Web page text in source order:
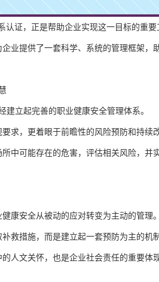
认证，正是帮助企业实现这一目标的重要
业提供了一套科学、系统的管理框架，
建立起完善的职业健康安全管理体系。
求，更着眼于前瞻性的风险预防和持续
中可能存在的危害，评估相关风险，
康安全从被动的应对转变为主动的管理。
救措施，而是建立起一套预防为主的机
人文关怀，也是企业社会责任的重要体现